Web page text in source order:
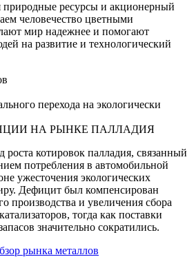
природные ресурсы и акционерный
человечество цветными
мир надежнее и помогают
на развитие и технологический
перехода на экологически
НА РЫНКЕ ПАЛЛАДИЯ
роста котировок палладия, связанный
потребления в автомобильной
ужесточения экологических
Дефицит был компенсирован
производства и увеличения сбора
тогда как поставки
значительно сократились.
рынка металлов